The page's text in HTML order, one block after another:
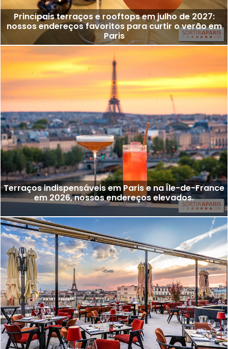
Principais terraços e rooftops em julho de 2027:
nossos endereços favoritos para curtir o verão em
Paris
Terraços indispensáveis em Paris e na Île-de-France
em 2026, nossos endereços elevados.